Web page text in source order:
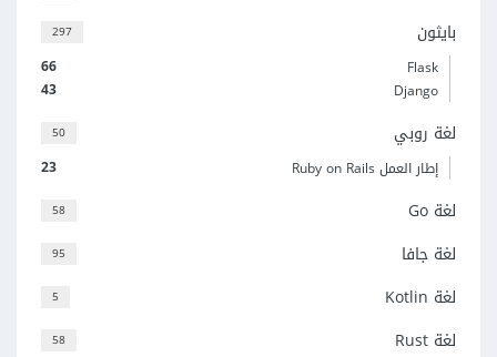
297 بايثون
66
Flask
43
Django
50 لغة روبي
23 إطار العمل Ruby on Rails
58 لغة Go
95 لغة جافا
5 لغة Kotlin
58 لغة Rust